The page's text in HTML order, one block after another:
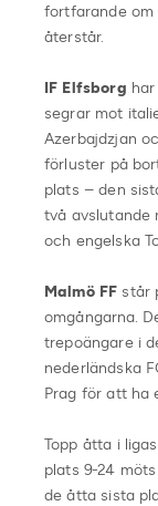
fortfarande om
återstår.
IF Elfsborg
segrar mot
Azerbajdzjan
förluster på
plats – den
två avslutande
och engelska
Malmö FF står
omgångarna.
trepoängare i
nederländska
Prag för att ha
Topp åtta i
plats 9-24
de åtta sista